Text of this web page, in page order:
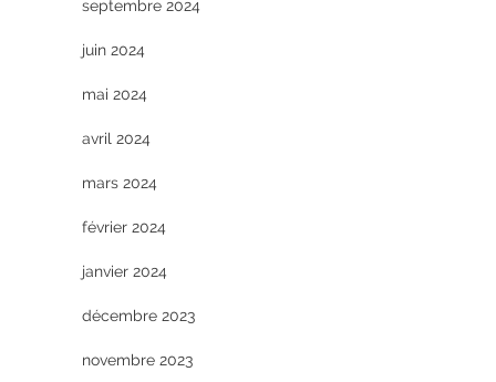
septembre 2024
juin 2024
mai 2024
avril 2024
mars 2024
février 2024
janvier 2024
décembre 2023
novembre 2023